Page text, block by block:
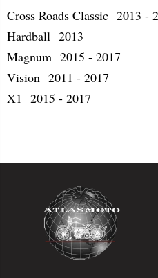
Cross Roads Classic 2013 -
Hardball 2013
Magnum 2015 - 2017
Vision 2011 - 2017
X1 2015 - 2017